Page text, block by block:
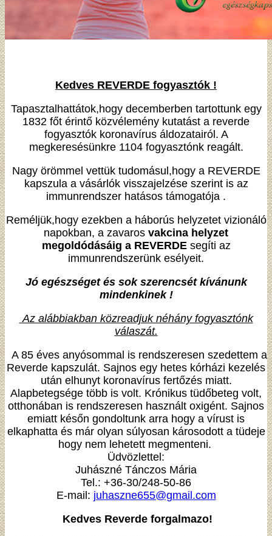
Kedves REVERDE fogyasztók !
Tapasztalhattátok,hogy decemberben tartottunk egy
1832 főt érintő közvélemény kutatást a reverde
fogyasztók koronavírus áldozatairól. A
megkeresésünkre 1104 fogyasztónk reagált.
Nagy örömmel vettük tudomásul,hogy a REVERDE
kapszula a vásárlók visszajelzése szerint is az
immunrendszer hatásos támogatója .
Reméljük,hogy ezekben a háborús helyzetet vizionáló
napokban, a zavaros vakcina helyzet
megoldódásáig a REVERDEsegíti az
immunrendszerünk esélyeit.
Jó egészséget és sok szerencsét kívánunk
mindenkinek !
Az alábbiakban közreadjuk néhány fogyasztónk
válaszát.
A 85 éves anyósommal is rendszeresen szedettem a
Reverde kapszulát. Sajnos egy hetes kórházi kezelés
után elhunyt koronavírus fertőzés miatt.
Alapbetegsége több is volt. Krónikus tüdőbeteg volt,
otthonában is rendszeresen használt oxigént. Sajnos
emiatt későn gondoltunk arra hogy a vírust is
elkaphatta és már olyan súlyosan károsodott a tüdeje
hogy nem lehetett megmenteni.
Üdvözlettel:
Juhászné Tánczos Mária
Tel.: +36-30/248-50-86
E-mail: juhaszne655@gmail.com
Kedves Reverde forgalmazo!